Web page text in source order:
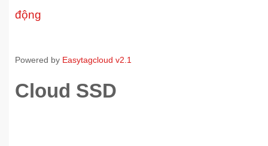
động
Powered by Easytagcloud v2.1
Cloud SSD